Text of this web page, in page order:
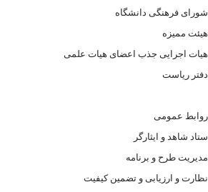
شورای فرهنگی دانشگاه
هیئت ممیزه
هیات اجرایی جذب اعضای هیات علمی
دفتر ریاست
روابط عمومی
ستاد شاهد و ایثارگر
مدیریت طرح و برنامه
نظارت و ارزیابی و تضمین کیفیت